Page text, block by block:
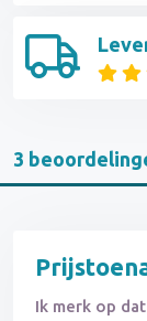
3
Ik merk op